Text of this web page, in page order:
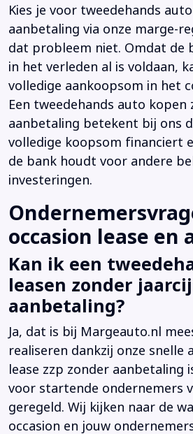
Kies je voor tweedehands
aanbetaling via onze marge-
dat probleem niet. Omdat de
in het verleden al is voldaan,
volledige aankoopsom in het
Een tweedehands auto kopen
aanbetaling betekent bij ons
volledige koopsom financiert
de bank houdt voor andere
investeringen.
occasion lease en
Kan ik een
leasen zonder
aanbetaling?
Ja, dat is bij Margeauto.nl
realiseren dankzij onze snelle
lease zzp zonder aanbetaling
voor startende ondernemers
geregeld. Wij kijken naar de
occasion en jouw